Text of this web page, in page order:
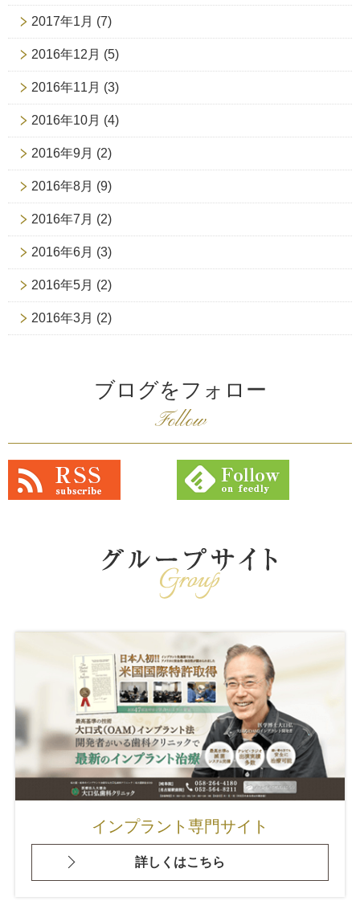
2017年1月 (7)
2016年12月 (5)
2016年11月 (3)
2016年10月 (4)
2016年9月 (2)
2016年8月 (9)
2016年7月 (2)
2016年6月 (3)
2016年5月 (2)
2016年3月 (2)
ブログをフォロー
Follow
インプラント専門サイト
詳しくはこちら